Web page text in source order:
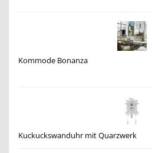
Kommode Bonanza
Kuckuckswanduhr mit Quarzwerk